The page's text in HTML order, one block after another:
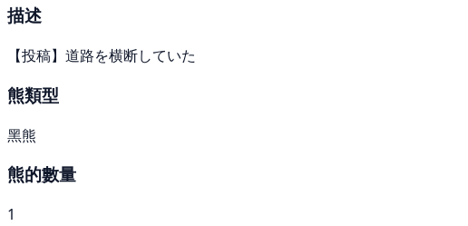
描述
【投稿】道路を横断していた
熊類型
黑熊
熊的數量
1